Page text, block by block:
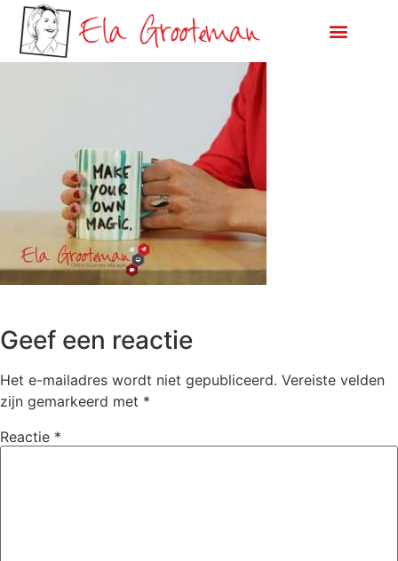
Geef een reactie
Het e-mailadres wordt niet gepubliceerd. Vereiste velden
zijn gemarkeerd met *
Reactie *